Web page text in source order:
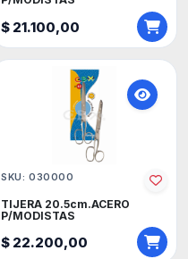
$ 21.100,00
SKU: 030000
TIJERA 20.5cm.ACERO
P/MODISTAS
$ 22.200,00